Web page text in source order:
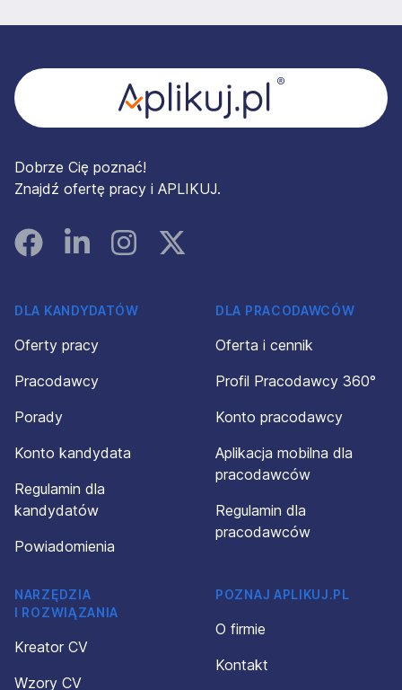
Dobrze Cię poznać!
Znajdź ofertę pracy i APLIKUJ.
FacebookLinked InInstagramInstagram
DLA KANDYDATÓW
Oferty pracy
Pracodawcy
Porady
Konto kandydata
Regulamin dla
kandydatów
Powiadomienia
DLA PRACODAWCÓW
Oferta i cennik
Profil Pracodawcy 360°
Konto pracodawcy
Aplikacja mobilna dla
pracodawców
Regulamin dla
pracodawców
NARZĘDZIA
I ROZWIĄZANIA
Kreator CV
Wzory CV
POZNAJ APLIKUJ.PL
O firmie
Kontakt